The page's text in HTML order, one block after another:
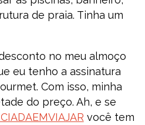
de praia. Tinha um
no meu almoço
eu tenho a assinatura
Com isso, minha
do preço. Ah, e se
você tem